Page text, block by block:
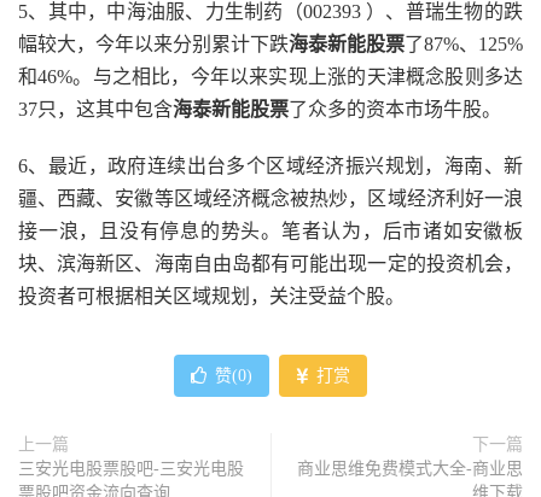
5、其中，中海油服、力生制药（002393 ）、普瑞生物的跌
幅较大，今年以来分别累计下跌海泰新能股票了87%、125%
和46%。与之相比，今年以来实现上涨的天津概念股则多达
37只，这其中包含海泰新能股票了众多的资本市场牛股。
6、最近，政府连续出台多个区域经济振兴规划，海南、新
疆、西藏、安徽等区域经济概念被热炒，区域经济利好一浪
接一浪，且没有停息的势头。笔者认为，后市诸如安徽板
块、滨海新区、海南自由岛都有可能出现一定的投资机会，
投资者可根据相关区域规划，关注受益个股。
赞(0) 打赏
上一篇
三安光电股票股吧-三安光电股
票股吧资金流向查询
下一篇
商业思维免费模式大全-商业思
维下载